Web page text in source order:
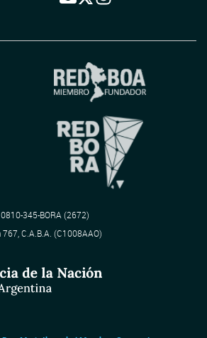
345-BORA (2672)
C.A.B.A. (C1008AAO)